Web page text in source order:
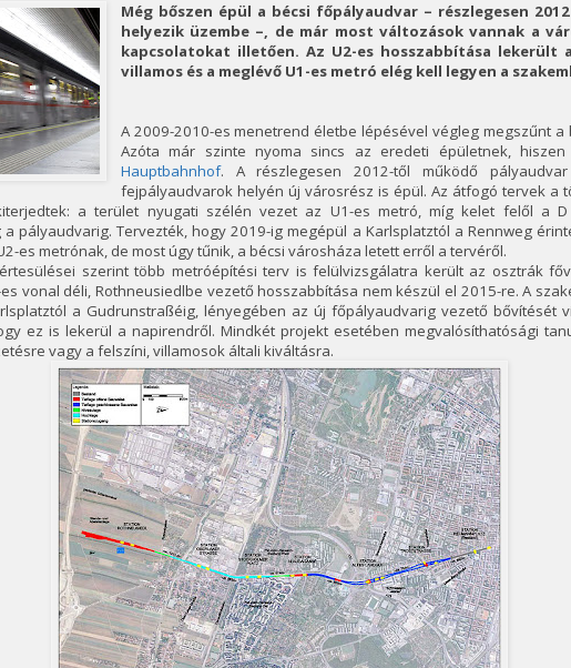
Még bőszen épül a bécsi főpályaudvar – részlegesen
helyezik üzembe –, de már most változások vannak a
kapcsolatokat illetően. Az U2-es hosszabbítása lekerült
villamos és a meglévő U1-es metró elég kell legyen a
A 2009-2010-es menetrend életbe lépésével végleg megszűnt a
Azóta már szinte nyoma sincs az eredeti épületnek, hiszen
Hauptbahnhof. A részlegesen 2012-től működő
fejpályaudvarok helyén új városrész is épül. Az átfogó tervek a
a terület nyugati szélén vezet az U1-es metró, míg kelet felől a D
pályaudvarig. Tervezték, hogy 2019-ig megépül a Karlsplatztól a Rennweg
es metrónak, de most úgy tűnik, a bécsi városháza letett erről a tervéről.
szerint több metróépítési terv is felülvizsgálatra került az osztrák
vonal déli, Rothneusiedlbe vezető hosszabbítása nem készül el 2015-re. A
a Gudrunstraßéig, lényegében az új főpályaudvarig vezető bővítését
ez is lekerül a napirendről. Mindkét projekt esetében megvalósíthatósági
vagy a felszíni, villamosok általi kiváltásra.